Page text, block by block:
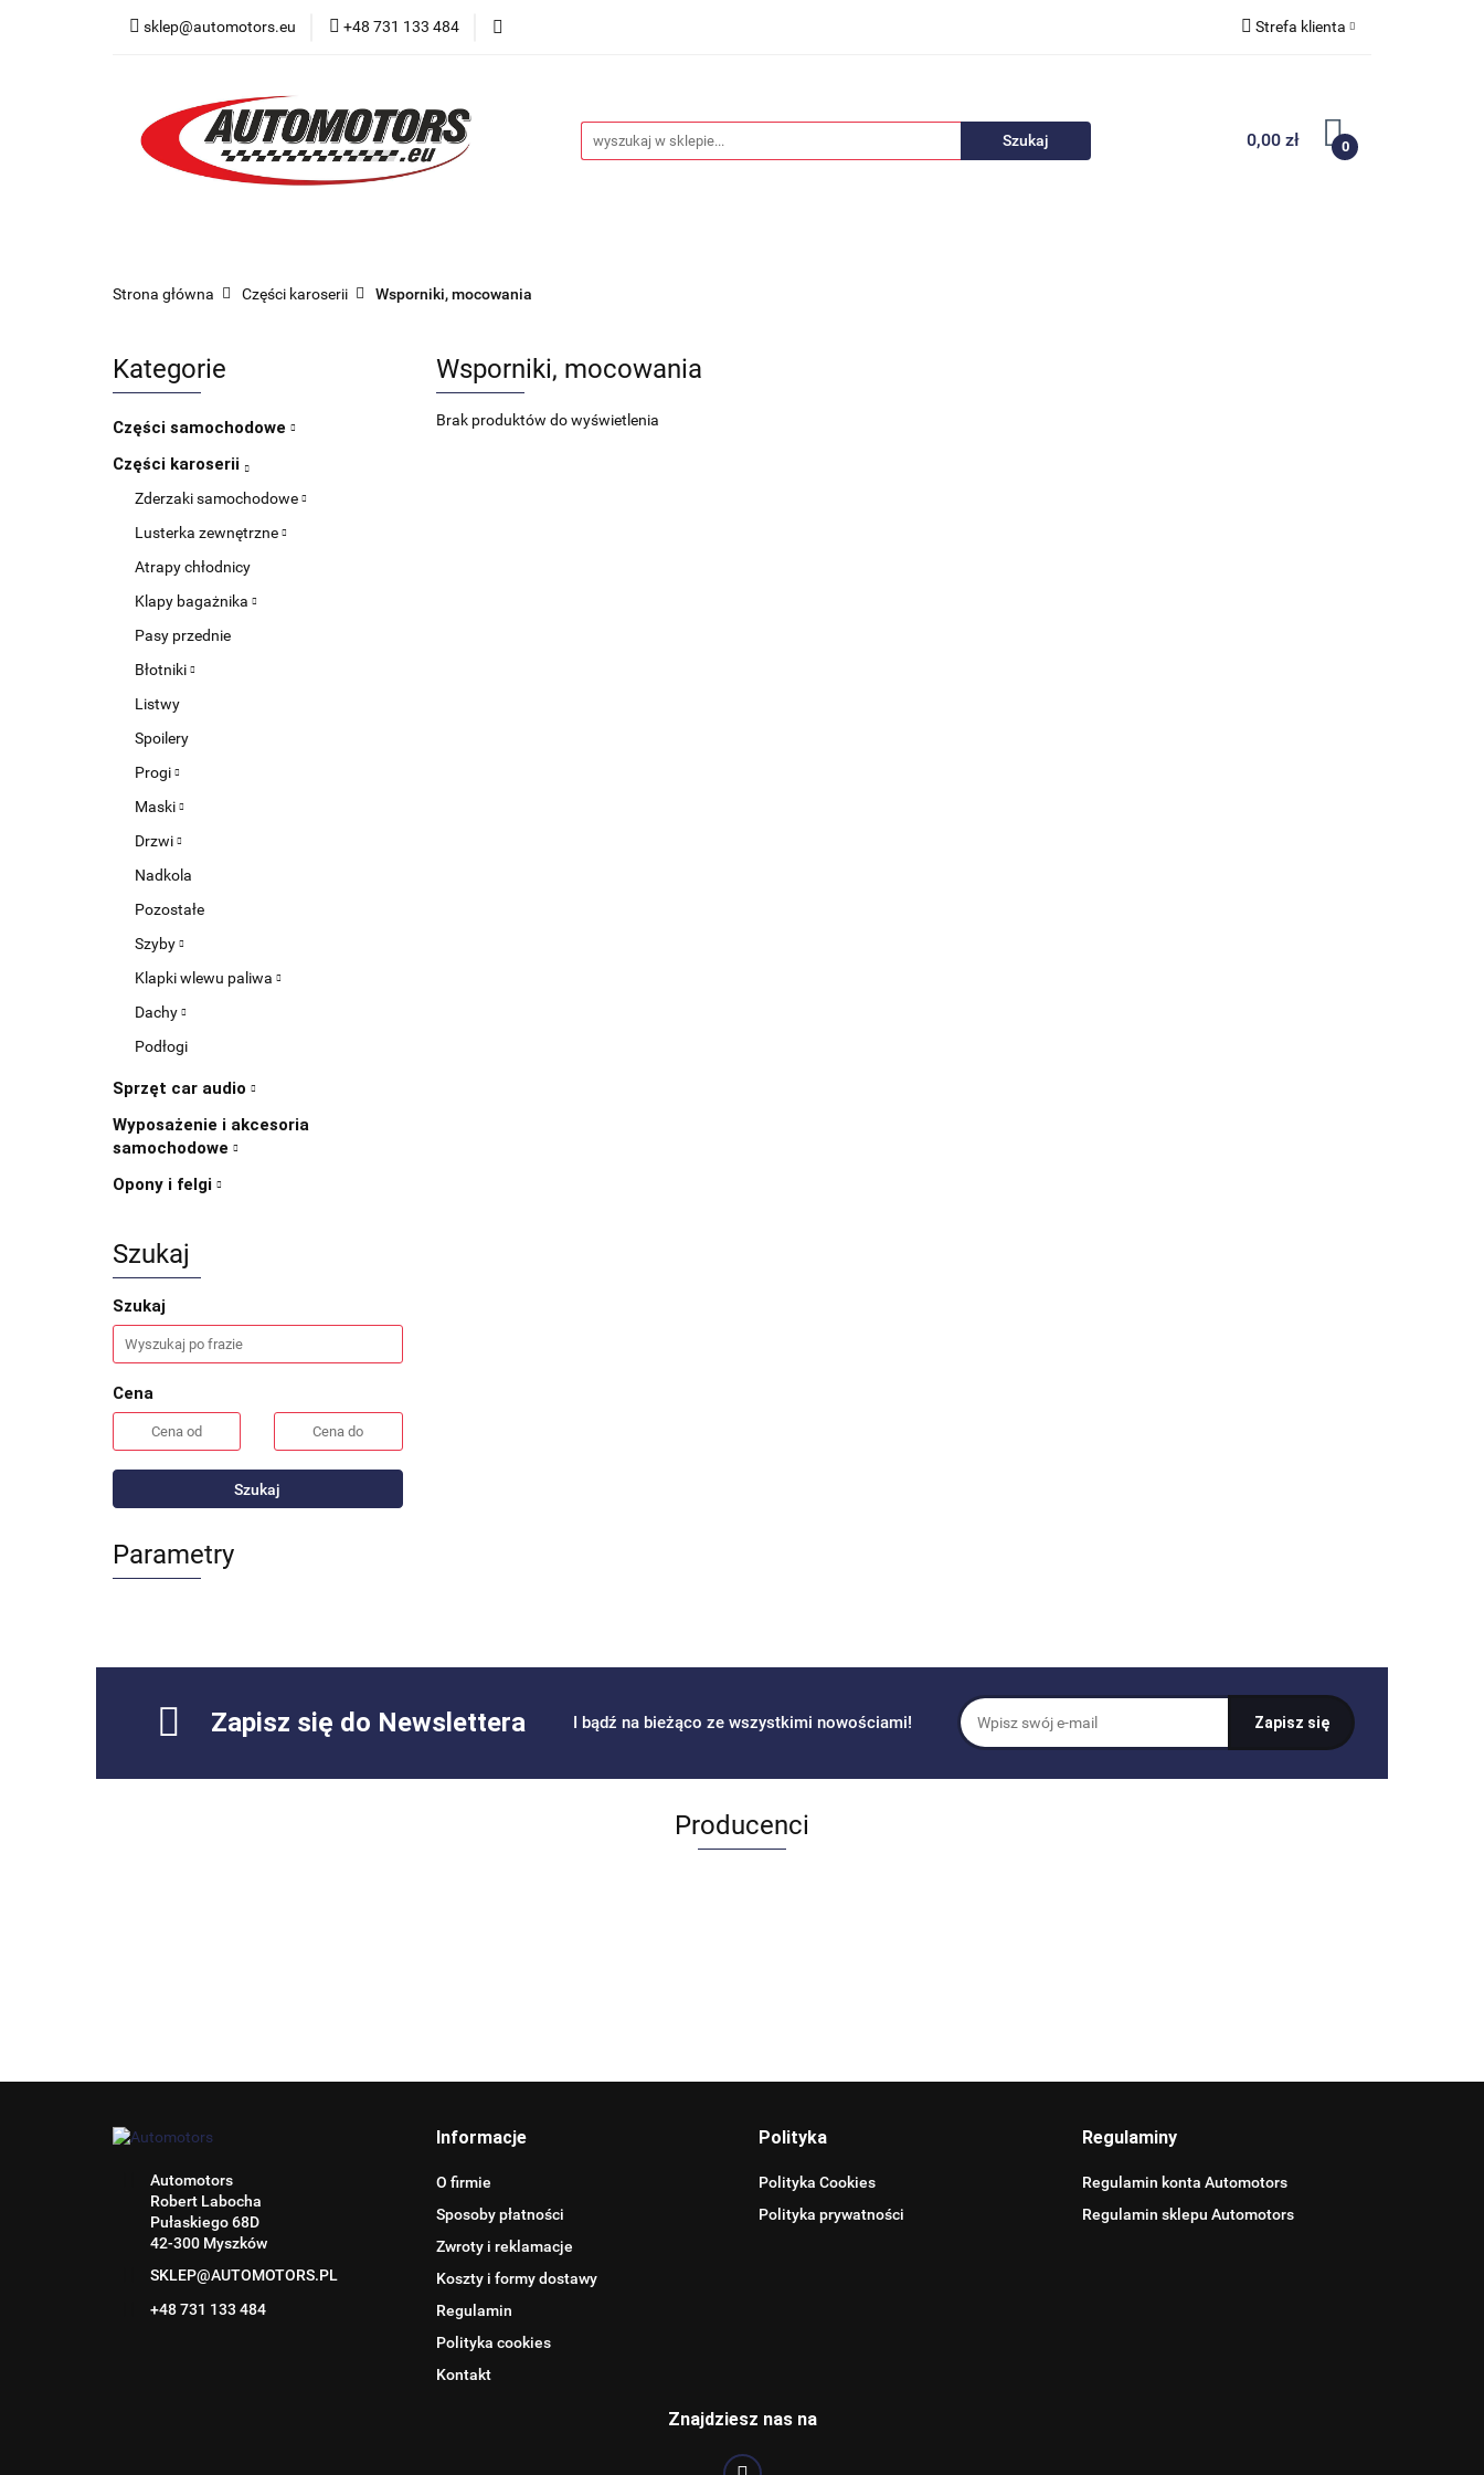
sklep@automotors.eu +48 731 133 484 Strefa klienta
Zarejestruj się
Dodaj zgłoszenie
0,00 zł 0
Części samochodowe
Car audio Nowości
Strona główna Części karoserii Wsporniki, mocowania
Kategorie
Części samochodowe
Części karoserii
Zderzaki samochodowe
Lusterka zewnętrzne
Atrapy chłodnicy
Klapy bagażnika
Pasy przednie
Błotniki
Listwy
Spoilery
Progi
Maski
Drzwi
Nadkola
Pozostałe
Szyby
Klapki wlewu paliwa
Dachy
Podłogi
Sprzęt car audio
Wyposażenie i akcesoria
samochodowe
Opony i felgi
Szukaj
Szukaj
Cena
Szukaj
Parametry
Wsporniki, mocowania
Brak produktów do wyświetlenia
Zapisz się do Newslettera I bądź na bieżąco ze wszystkimi nowościami!
Producenci
Automotors
Robert Labocha
Pułaskiego 68D
42-300 Myszków
SKLEP@AUTOMOTORS.PL
+48 731 133 484
Informacje
O firmie
Sposoby płatności
Zwroty i reklamacje
Koszty i formy dostawy
Regulamin
Polityka cookies
Kontakt
Polityka
Polityka Cookies
Polityka prywatności
Regulaminy
Regulamin konta Automotors
Regulamin sklepu Automotors
Znajdziesz nas na